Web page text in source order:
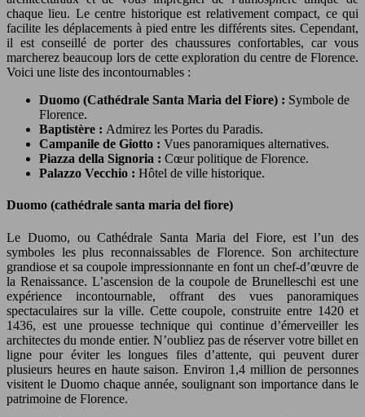
chaque lieu. Le centre historique est relativement compact, ce qui
facilite les déplacements à pied entre les différents sites. Cependant,
il est conseillé de porter des chaussures confortables, car vous
marcherez beaucoup lors de cette exploration du centre de Florence.
Voici une liste des incontournables :
Duomo (Cathédrale Santa Maria del Fiore) : Symbole de
Florence.
Baptistère : Admirez les Portes du Paradis.
Campanile de Giotto : Vues panoramiques alternatives.
Piazza della Signoria : Cœur politique de Florence.
Palazzo Vecchio : Hôtel de ville historique.
Duomo (cathédrale santa maria del fiore)
Le Duomo, ou Cathédrale Santa Maria del Fiore, est l’un des
symboles les plus reconnaissables de Florence. Son architecture
grandiose et sa coupole impressionnante en font un chef-d’œuvre de
la Renaissance. L’ascension de la coupole de Brunelleschi est une
expérience incontournable, offrant des vues panoramiques
spectaculaires sur la ville. Cette coupole, construite entre 1420 et
1436, est une prouesse technique qui continue d’émerveiller les
architectes du monde entier. N’oubliez pas de réserver votre billet en
ligne pour éviter les longues files d’attente, qui peuvent durer
plusieurs heures en haute saison. Environ 1,4 million de personnes
visitent le Duomo chaque année, soulignant son importance dans le
patrimoine de Florence.